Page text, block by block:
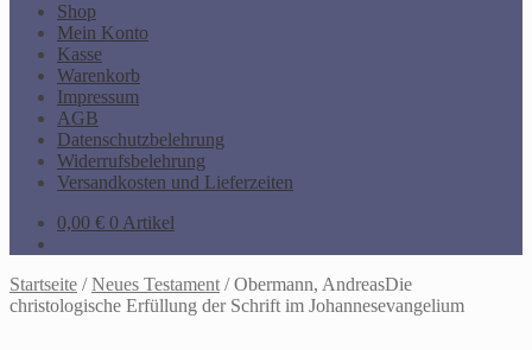
Shop
Mein Konto
Kasse
Warenkorb
Impressum
AGB
Datenschutzbelehrung
Widerrufsbelehrung
Versandkosten und Lieferzeiten
0,00 € 0 Artikel
Startseite /Neues Testament /Obermann, AndreasDie
christologische Erfüllung der Schrift im Johannesevangelium